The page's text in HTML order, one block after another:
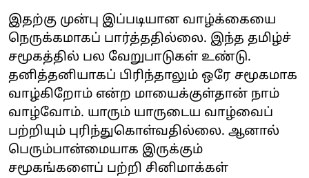
இதற்கு முன்பு இப்படியான வாழ்க்கையை
நெருக்கமாகப் பார்த்ததில்லை. இந்த தமிழ்ச்
சமூகத்தில் பல வேறுபாடுகள் உண்டு.
தனித்தனியாகப் பிரிந்தாலும் ஒரே சமூகமாக
வாழ்கிறோம் என்ற மாயைக்குள்தான் நாம்
வாழ்வோம். யாரும் யாருடைய வாழ்வைப்
பற்றியும் புரிந்துகொள்வதில்லை. ஆனால்
பெரும்பான்மையாக இருக்கும்
சமூகங்களைப் பற்றி சினிமாக்கள்